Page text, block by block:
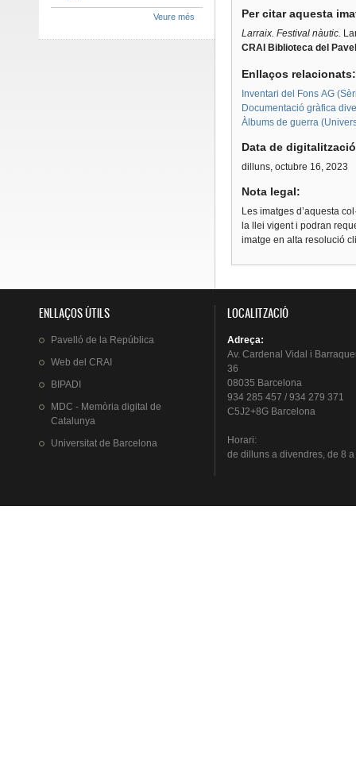
Per citar aquesta
Larraix. Festival nàutic.
CRAI Biblioteca del
Enllaços
Inventari del Fons AG
Documentació gràfica
Àlbums de guerra
Data de
dilluns, octubre 16, 2023
Nota legal:
Les imatges d’aquesta
la llei vigent i podran
imatge en alta resolució
Veure més
ENLLAÇOS ÚTILS
Pavelló de la República
Web del CRAI
BIPADI
MDC - Memòria digital de
Catalunya
Universitat de Barcelona
LOCALITZACIÓ
Adreça:
Av. Cardenal Vidal i
36
08035 Barcelona
934 285 457 / 934 279 371
C5J2+8G Barcelona
Horari:
de dillunsa divendres, de 8